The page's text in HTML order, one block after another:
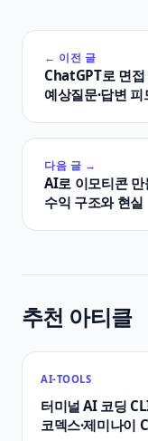
← 이전 글
ChatGPT로 면
예상질문·답변
다음 글 →
AI로 이모티콘
수익 구조와 현실
추천 아티클
AI-TOOLS
터미널 AI 코딩
코덱스·제미나이